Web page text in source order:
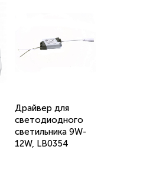
Драйвер для
светодиодного
светильника 9W-
12W, LB0354